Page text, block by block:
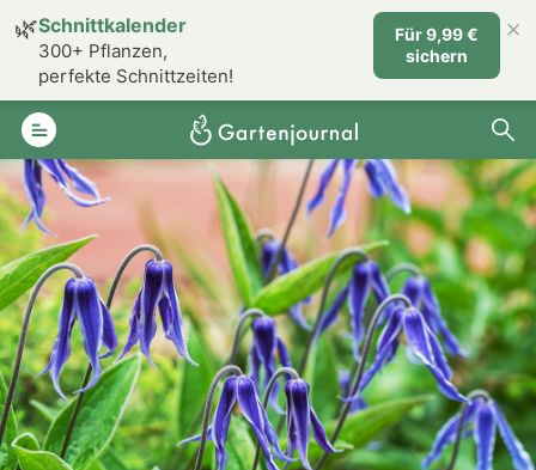
🌿Schnittkalender
300+ Pflanzen,
perfekte Schnittzeiten!
Für 9,99 €
sichern
×